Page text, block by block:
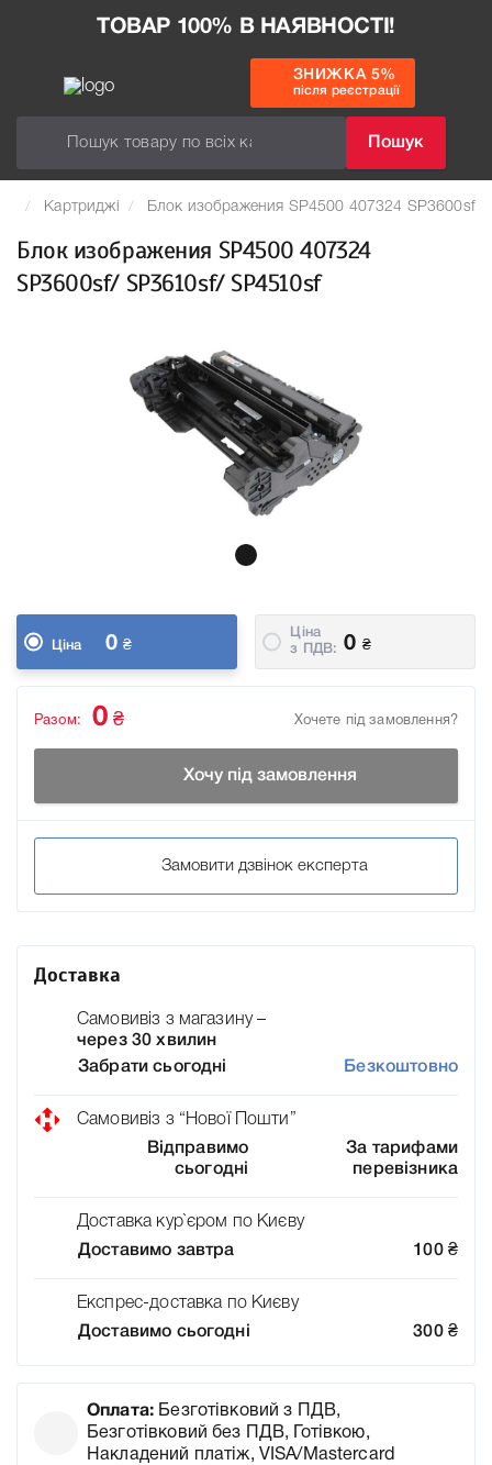
ТОВАР 100% В НАЯВНОСТІ!
Пошук
ЗНИЖКА 5%
після реєстрації
Картриджі Блок изображения SP4500 407324 SP3600sf/
Блок изображения SP4500 407324
SP3600sf/ SP3610sf/ SP4510sf
Ціна 0 ₴
Ціна
з ПДВ:
0 ₴
Хочете під замовлення?
Разом: 0 ₴
Хочу під замовлення
Замовити дзвінок експерта
Доставка
Самовивіз з магазину –
через 30 хвилин
Забрати сьогодні
Безкоштовно
Самовивіз з “Нової Пошти”
Відправимо
сьогодні
За тарифами
перевізника
Доставка кур`єром по Києву
Доставимо завтра
100 ₴
Експрес-доставка по Києву
Доставимо сьогодні
300 ₴
Оплата: Безготівковий з ПДВ,
Безготівковий без ПДВ, Готівкою,
Накладений платіж, VISA/Mastercard